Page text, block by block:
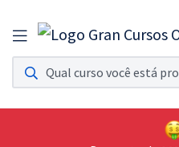
Assinatura Ilimitada 11
Acesso a todos os cursos. Teste grátis
Assinatura OAB Até Passar
Acesso ilimitado a toda preparação